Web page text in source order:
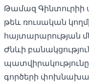
Թամազ Գինտուրիի
թեև ռուսական
հայտարարության
Ժնևի
գործերի